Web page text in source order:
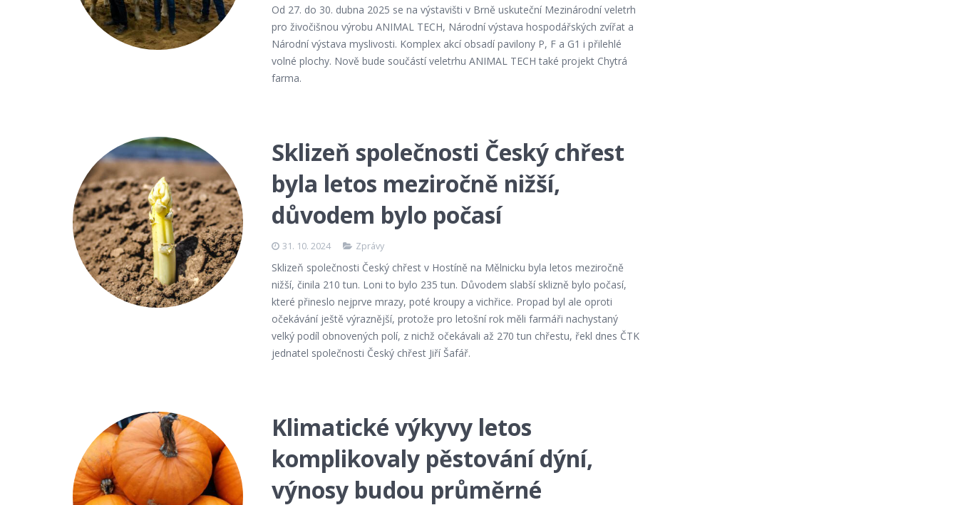
Od 27. do 30. dubna 2025 se na výstavišti v Brně uskuteční Mezinárodní veletrh
pro živočišnou výrobu ANIMAL TECH, Národní výstava hospodářských zvířat a
Národní výstava myslivosti. Komplex akcí obsadí pavilony P, F a G1 i přilehlé
volné plochy. Nově bude součástí veletrhu ANIMAL TECH také projekt Chytrá
farma.
Sklizeň společnosti Český chřest
byla letos meziročně nižší,
důvodem bylo počasí
31. 10. 2024 Zprávy
Sklizeň společnosti Český chřest v Hostíně na Mělnicku byla letos meziročně
nižší, činila 210 tun. Loni to bylo 235 tun. Důvodem slabší sklizně bylo počasí,
které přineslo nejprve mrazy, poté kroupy a vichřice. Propad byl ale oproti
očekávání ještě výraznější, protože pro letošní rok měli farmáři nachystaný
velký podíl obnovených polí, z nichž očekávali až 270 tun chřestu, řekl dnes ČTK
jednatel společnosti Český chřest Jiří Šafář.
Klimatické výkyvy letos
komplikovaly pěstování dýní,
výnosy budou průměrné